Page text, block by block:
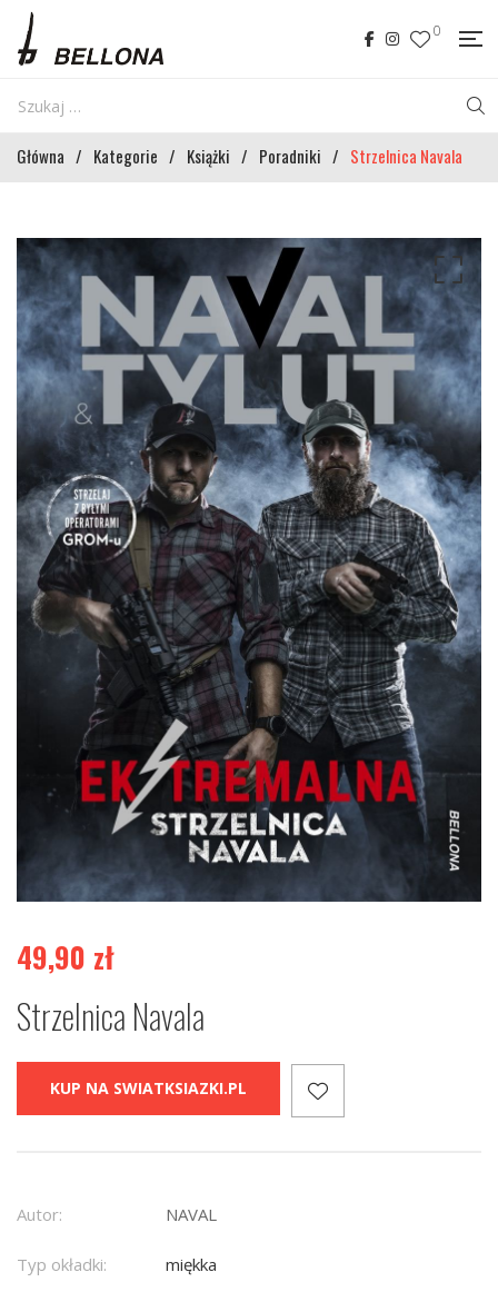
0
Główna / Kategorie / Książki / Poradniki / Strzelnica Navala
49,90 zł
Strzelnica Navala
KUP NA SWIATKSIAZKI.PL
Autor: NAVAL
Typ okładki: miękka